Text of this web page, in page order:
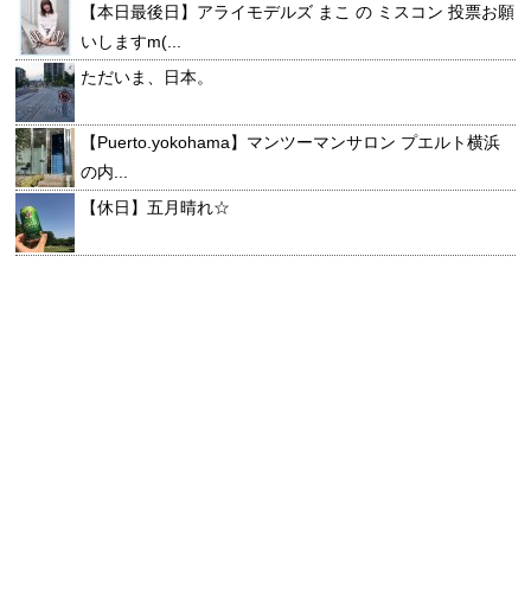
【本日最後日】アライモデルズ まこ の ミスコン 投票お願
いしますm(...
ただいま、日本。
【Puerto.yokohama】マンツーマンサロン プエルト横浜
の内...
【休日】五月晴れ☆